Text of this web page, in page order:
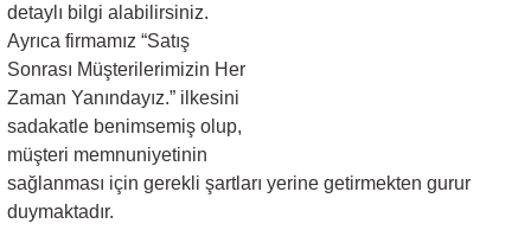
detaylı bilgi alabilirsiniz.
Ayrıca firmamız “Satış
Sonrası Müşterilerimizin Her
Zaman Yanındayız.” ilkesini
sadakatle benimsemiş olup,
müşteri memnuniyetinin
sağlanması için gerekli şartları yerine getirmekten gurur
duymaktadır.